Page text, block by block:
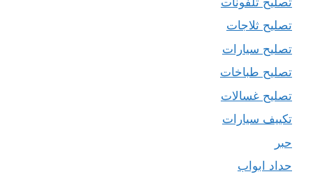
تصليح ثلاجات
تصليح سيارات
تصليح طباخات
تصليح غسالات
تكييف سيارات
حبر
حداد ابواب